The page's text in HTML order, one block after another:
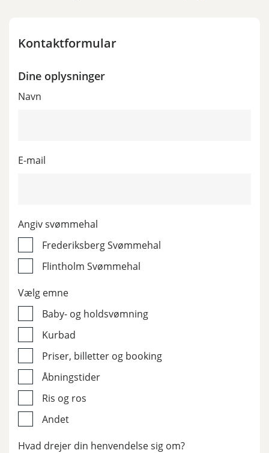
Kontaktformular
Dine oplysninger
Navn
E-mail
Angiv svømmehal
Frederiksberg Svømmehal
Flintholm Svømmehal
Vælg emne
Baby- og holdsvømning
Kurbad
Priser, billetter og booking
Åbningstider
Ris og ros
Andet
Hvad drejer din henvendelse sig om?